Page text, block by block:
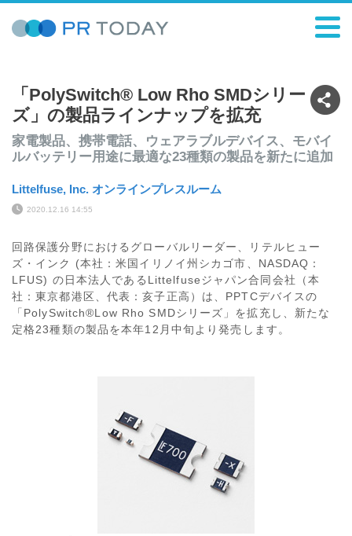
「PolySwitch® Low Rho SMDシリー
ズ」の製品ラインナップを拡充
家電製品、携帯電話、ウェアラブルデバイス、モバイ
ルバッテリー用途に最適な23種類の製品を新たに追加
Littelfuse, Inc. オンラインプレスルーム
2020.12.16 14:55
回路保護分野におけるグローバルリーダー、リテルヒュー
ズ・インク (本社：米国イリノイ州シカゴ市、NASDAQ：
LFUS) の日本法人であるLittelfuseジャパン合同会社（本
社：東京都港区、代表：亥子正高）は、PPTCデバイスの
「PolySwitch®Low Rho SMDシリーズ」を拡充し、新たな
定格23種類の製品を本年12月中旬より発売します。